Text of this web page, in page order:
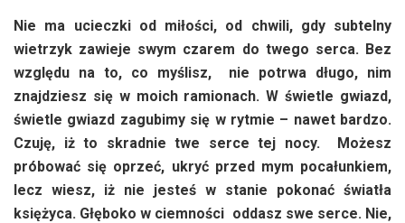
Nie ma ucieczki od miłości, od chwili, gdy subtelny
wietrzyk zawieje swym czarem do twego serca. Bez
względu na to, co myślisz, nie potrwa długo, nim
znajdziesz się w moich ramionach. W świetle gwiazd,
świetle gwiazd zagubimy się w rytmie – nawet bardzo.
Czuję, iż to skradnie twe serce tej nocy. Możesz
próbować się oprzeć, ukryć przed mym pocałunkiem,
lecz wiesz, iż nie jesteś w stanie pokonać światła
księżyca. Głęboko w ciemności oddasz swe serce. Nie,